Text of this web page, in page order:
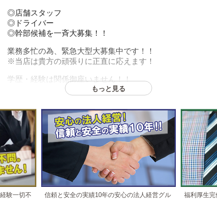
◎店舗スタッフ
◎ドライバー
◎幹部候補を一斉大募集！！
業務多忙の為、緊急大型大募集中です！！
※当店は貴方の頑張りに正直に応えます！
学歴・経験は関係御座いません！！
真面目な方、誠実な方、稼ぎたい方、
大歓迎・大募集致します！
貴方のご応募をスタッフ一同、心よりお待ちしておりま
す。
もっと見る
験一切不
信頼と安全の実績10年の安心の法人経営グル
福利厚生